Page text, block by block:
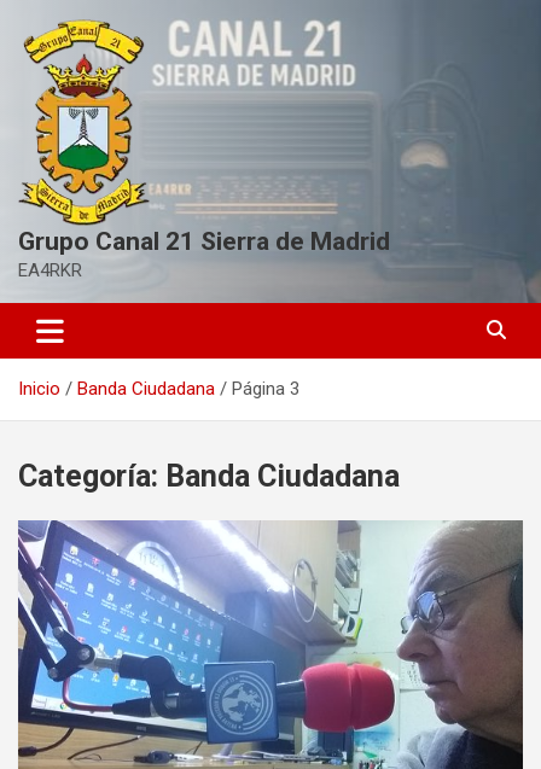
o
Grupo Canal 21 Sierra de Madrid
EA4RKR
Inicio Banda Ciudadana Página 3
Categoría: Banda Ciudadana